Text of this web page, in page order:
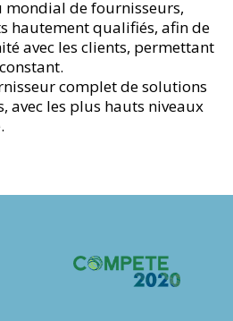
mondial de fournisseurs,
hautement qualifiés, afin de
avec les clients, permettant
complet de solutions
avec les plus hauts niveaux